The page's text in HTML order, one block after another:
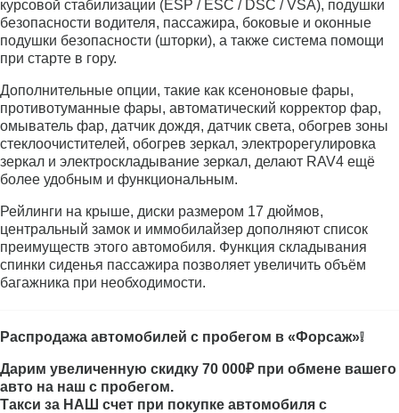
курсовой стабилизации (ESP / ESC / DSC / VSA), подушки
безопасности водителя, пассажира, боковые и оконные
подушки безопасности (шторки), а также система помощи
при старте в гору.
Дополнительные опции, такие как ксеноновые фары,
противотуманные фары, автоматический корректор фар,
омыватель фар, датчик дождя, датчик света, обогрев зоны
стеклоочистителей, обогрев зеркал, электрорегулировка
зеркал и электроскладывание зеркал, делают RAV4 ещё
более удобным и функциональным.
Рейлинги на крыше, диски размером 17 дюймов,
центральный замок и иммобилайзер дополняют список
преимуществ этого автомобиля. Функция складывания
спинки сиденья пассажира позволяет увеличить объём
багажника при необходимости.
Распродажа автомобилей с пробегом в «Форсаж»❕
Дарим увеличенную скидку 70 000₽ при обмене вашего
авто на наш с пробегом.
Такси за НАШ счет при покупке автомобиля с